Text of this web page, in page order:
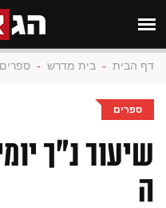
דף הבית - בית מדרש - ספרים
ספרים
שיעור נ"ך
ה